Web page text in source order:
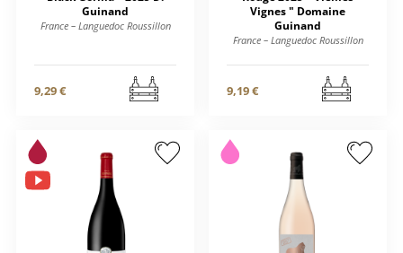
Guinand
France – Languedoc Roussillon
9,29 €
Vignes " Domaine
Guinand
France – Languedoc Roussillon
9,19 €